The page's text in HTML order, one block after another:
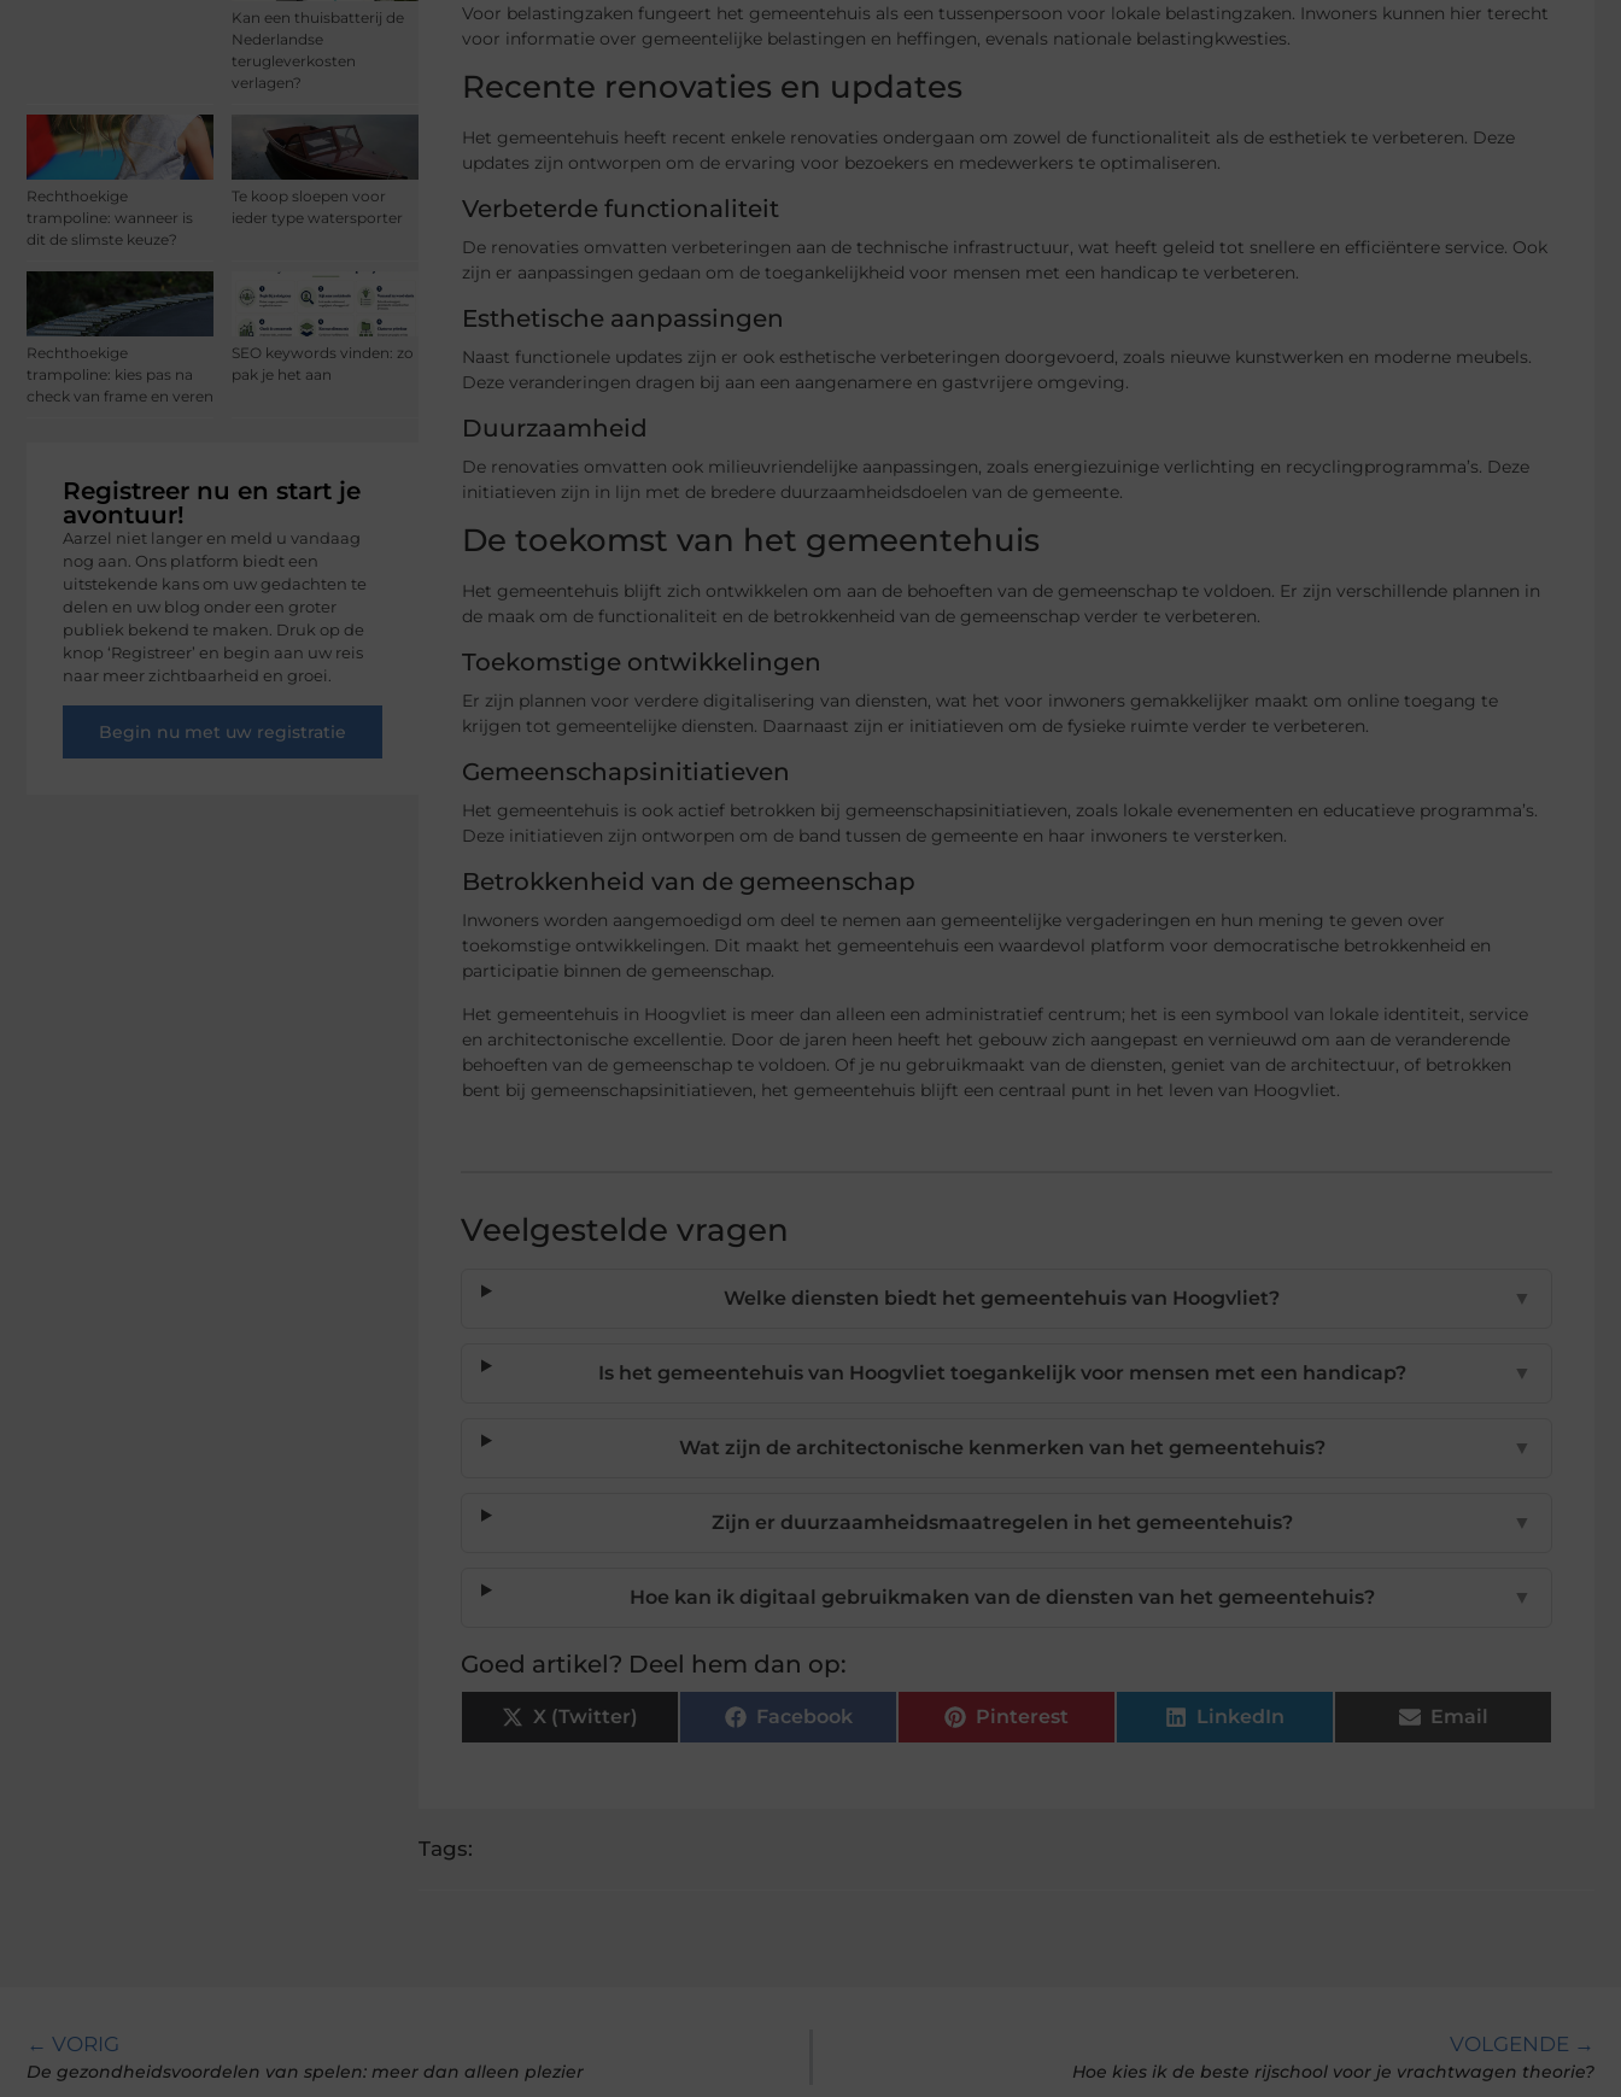
Kan een thuisbatterij de
Nederlandse
terugleverkosten
verlagen?
Rechthoekige
trampoline: wanneer is
dit de slimste keuze?
Te koop sloepen voor
ieder type watersporter
Rechthoekige
trampoline: kies pas na
check van frame en veren
SEO keywords vinden: zo
pak je het aan
Registreer nu en start je
avontuur!
Aarzel niet langer en meld u vandaag
nog aan. Ons platform biedt een
uitstekende kans om uw gedachten te
delen en uw blog onder een groter
publiek bekend te maken. Druk op de
knop ‘Registreer’ en begin aan uw reis
naar meer zichtbaarheid en groei.
Begin nu met uw registratie
Voor belastingzaken fungeert het gemeentehuis als een tussenpersoon voor lokale belastingzaken. Inwoners kunnen hier terecht
voor informatie over gemeentelijke belastingen en heffingen, evenals nationale belastingkwesties.
Recente renovaties en updates
Het gemeentehuis heeft recent enkele renovaties ondergaan om zowel de functionaliteit als de esthetiek te verbeteren. Deze
updates zijn ontworpen om de ervaring voor bezoekers en medewerkers te optimaliseren.
Verbeterde functionaliteit
De renovaties omvatten verbeteringen aan de technische infrastructuur, wat heeft geleid tot snellere en efficiëntere service. Ook
zijn er aanpassingen gedaan om de toegankelijkheid voor mensen met een handicap te verbeteren.
Esthetische aanpassingen
Naast functionele updates zijn er ook esthetische verbeteringen doorgevoerd, zoals nieuwe kunstwerken en moderne meubels.
Deze veranderingen dragen bij aan een aangenamere en gastvrijere omgeving.
Duurzaamheid
De renovaties omvatten ook milieuvriendelijke aanpassingen, zoals energiezuinige verlichting en recyclingprogramma’s. Deze
initiatieven zijn in lijn met de bredere duurzaamheidsdoelen van de gemeente.
De toekomst van het gemeentehuis
Het gemeentehuis blijft zich ontwikkelen om aan de behoeften van de gemeenschap te voldoen. Er zijn verschillende plannen in
de maak om de functionaliteit en de betrokkenheid van de gemeenschap verder te verbeteren.
Toekomstige ontwikkelingen
Er zijn plannen voor verdere digitalisering van diensten, wat het voor inwoners gemakkelijker maakt om online toegang te
krijgen tot gemeentelijke diensten. Daarnaast zijn er initiatieven om de fysieke ruimte verder te verbeteren.
Gemeenschapsinitiatieven
Het gemeentehuis is ook actief betrokken bij gemeenschapsinitiatieven, zoals lokale evenementen en educatieve programma’s.
Deze initiatieven zijn ontworpen om de band tussen de gemeente en haar inwoners te versterken.
Betrokkenheid van de gemeenschap
Inwoners worden aangemoedigd om deel te nemen aan gemeentelijke vergaderingen en hun mening te geven over
toekomstige ontwikkelingen. Dit maakt het gemeentehuis een waardevol platform voor democratische betrokkenheid en
participatie binnen de gemeenschap.
Het gemeentehuis in Hoogvliet is meer dan alleen een administratief centrum; het is een symbool van lokale identiteit, service
en architectonische excellentie. Door de jaren heen heeft het gebouw zich aangepast en vernieuwd om aan de veranderende
behoeften van de gemeenschap te voldoen. Of je nu gebruikmaakt van de diensten, geniet van de architectuur, of betrokken
bent bij gemeenschapsinitiatieven, het gemeentehuis blijft een centraal punt in het leven van Hoogvliet.
Veelgestelde vragen
Welke diensten biedt het gemeentehuis van Hoogvliet? ▼
Is het gemeentehuis van Hoogvliet toegankelijk voor mensen met een handicap? ▼
Wat zijn de architectonische kenmerken van het gemeentehuis? ▼
Zijn er duurzaamheidsmaatregelen in het gemeentehuis? ▼
Hoe kan ik digitaal gebruikmaken van de diensten van het gemeentehuis? ▼
Goed artikel? Deel hem dan op:
X (Twitter) Facebook Pinterest LinkedIn Email
Tags:
← VORIG
De gezondheidsvoordelen van spelen: meer dan alleen plezier
VOLGENDE →
Hoe kies ik de beste rijschool voor je vrachtwagen theorie?